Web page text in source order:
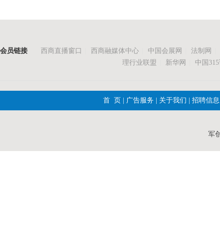
会员链接 西商直播窗口 西商融媒体中心 中国会展网 法制网
理行业联盟
新华网 中国
首 页 广告服务 关于我们 招聘信息
军